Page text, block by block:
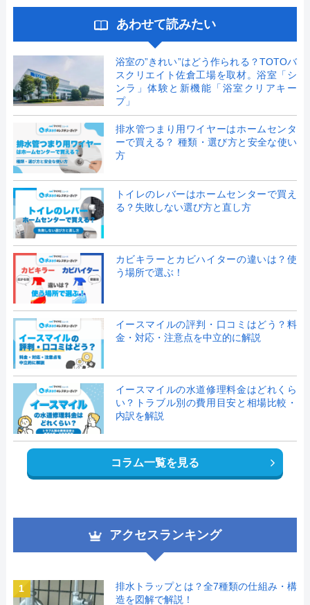
あわせて読みたい
浴室の”きれい”はどう作られる？TOTOバ
スクリエイト佐倉工場を取材。浴室「シ
ンラ」体験と新機能「浴室クリアキー
プ」
排水管つまり用ワイヤーはホームセンタ
ーで買える？ 種類・選び方と安全な使い
方
トイレのレバーはホームセンターで買え
る？失敗しない選び方と直し方
カビキラーとカビハイターの違いは？使
う場所で選ぶ！
イースマイルの評判・口コミはどう？料
金・対応・注意点を中立的に解説
イースマイルの水道修理料金はどれくら
い？トラブル別の費用目安と相場比較・
内訳を解説
コラム一覧を見る
アクセスランキング
1
排水トラップとは？全7種類の仕組み・構
造を図解で解説！